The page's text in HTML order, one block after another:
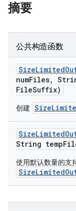
摘要
公共构造函数
SizeLimited
numFiles,
FileSuffix)
创建
SizeLimited
String temp
使用默认数量的支